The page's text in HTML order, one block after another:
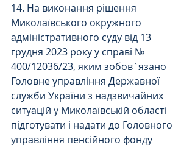
14. На виконання рішення
Миколаївського окружного
адміністративного суду від 13
грудня 2023 року у справі №
400/12036/23, яким зобов`язано
Головне управління Державної
служби України з надзвичайних
ситуацій у Миколаївській області
підготувати і надати до Головного
управління пенсійного фонду